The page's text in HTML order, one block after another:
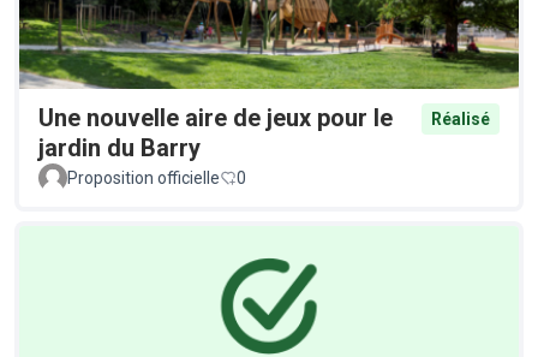
Une nouvelle aire de jeux pour le
jardin du Barry
Réalisé
Proposition officielle 0